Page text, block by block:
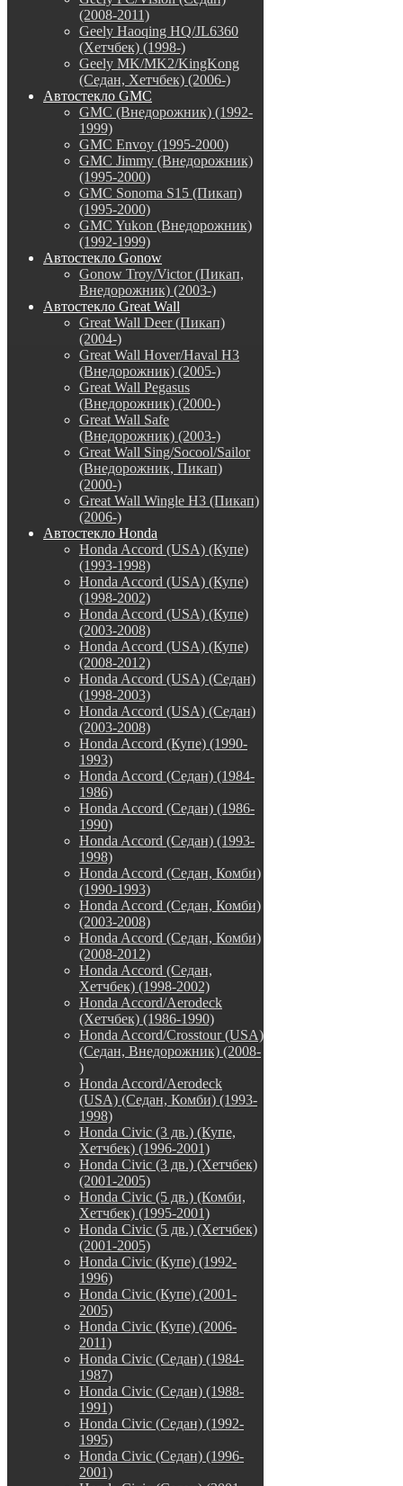
(2008-2011)
Geely Haoqing HQ/JL6360
(Хетчбек) (1998-)
Geely MK/MK2/KingKong
(Седан, Хетчбек) (2006-)
Автостекло GMC
GMC (Внедорожник) (1992-
1999)
GMC Envoy (1995-2000)
GMC Jimmy (Внедорожник)
(1995-2000)
GMC Sonoma S15 (Пикап)
(1995-2000)
GMC Yukon (Внедорожник)
(1992-1999)
Автостекло Gonow
Gonow Troy/Victor (Пикап,
Внедорожник) (2003-)
Автостекло Great Wall
Great Wall Deer (Пикап)
(2004-)
Great Wall Hover/Haval H3
(Внедорожник) (2005-)
Great Wall Pegasus
(Внедорожник) (2000-)
Great Wall Safe
(Внедорожник) (2003-)
Great Wall Sing/Socool/Sailor
(Внедорожник, Пикап)
(2000-)
Great Wall Wingle H3 (Пикап)
(2006-)
Автостекло Honda
Honda Accord (USA) (Купе)
(1993-1998)
Honda Accord (USA) (Купе)
(1998-2002)
Honda Accord (USA) (Купе)
(2003-2008)
Honda Accord (USA) (Купе)
(2008-2012)
Honda Accord (USA) (Седан)
(1998-2003)
Honda Accord (USA) (Седан)
(2003-2008)
Honda Accord (Купе) (1990-
1993)
Honda Accord (Седан) (1984-
1986)
Honda Accord (Седан) (1986-
1990)
Honda Accord (Седан) (1993-
1998)
Honda Accord (Седан, Комби)
(1990-1993)
Honda Accord (Седан, Комби)
(2003-2008)
Honda Accord (Седан, Комби)
(2008-2012)
Honda Accord (Седан,
Хетчбек) (1998-2002)
Honda Accord/Aerodeck
(Хетчбек) (1986-1990)
Honda Accord/Crosstour (USA)
(Седан, Внедорожник) (2008-
)
Honda Accord/Аerodeck
(USA) (Седан, Комби) (1993-
1998)
Honda Civic (3 дв.) (Купе,
Хетчбек) (1996-2001)
Honda Civic (3 дв.) (Хетчбек)
(2001-2005)
Honda Civic (5 дв.) (Комби,
Хетчбек) (1995-2001)
Honda Civic (5 дв.) (Хетчбек)
(2001-2005)
Honda Civic (Купе) (1992-
1996)
Honda Civic (Купе) (2001-
2005)
Honda Civic (Купе) (2006-
2011)
Honda Civic (Седан) (1984-
1987)
Honda Civic (Седан) (1988-
1991)
Honda Civic (Седан) (1992-
1995)
Honda Civic (Седан) (1996-
2001)